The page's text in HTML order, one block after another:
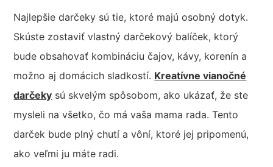
Najlepšie darčeky sú tie, ktoré majú osobný dotyk.
Skúste zostaviť vlastný darčekový balíček, ktorý
bude obsahovať kombináciu čajov, kávy, korenín a
možno aj domácich sladkostí. Kreatívne vianočné
darčeky sú skvelým spôsobom, ako ukázať, že ste
mysleli na všetko, čo má vaša mama rada. Tento
darček bude plný chutí a vôní, ktoré jej pripomenú,
ako veľmi ju máte radi.